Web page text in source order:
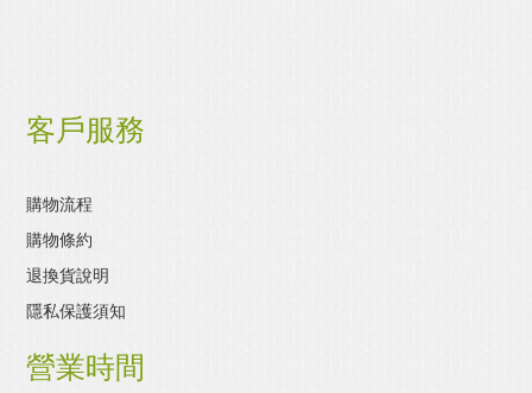
客戶服務
購物流程
購物條約
退換貨說明
隱私保護須知
營業時間